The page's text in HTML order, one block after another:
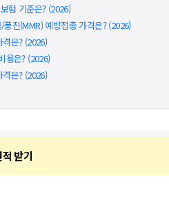
험 기준은? (2026)
진(MMR) 예방접종 가격은? (2026)
은? (2026)
용은? (2026)
은? (2026)
적 받기